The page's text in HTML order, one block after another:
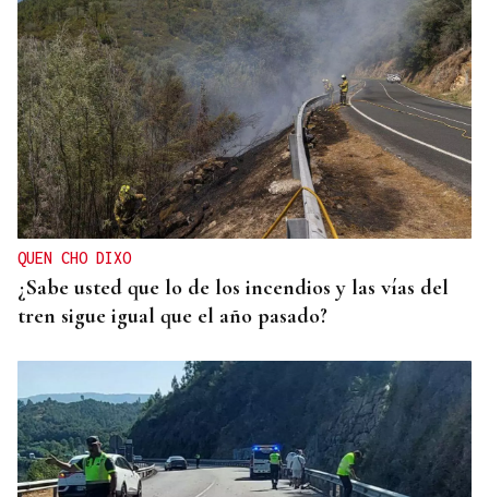
QUEN CHO DIXO
¿Sabe usted que lo de los incendios y las vías del
tren sigue igual que el año pasado?